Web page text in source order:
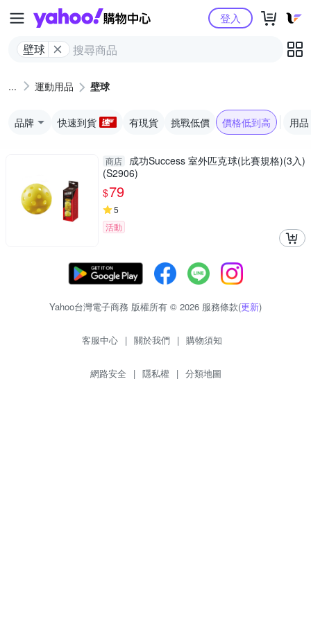
Yahoo購物中心
壁球
登入
運動用品 壁球
品牌 快速到貨 有現貨 挑戰低價 價格低到高 用品
商店
成功Success 室外匹克球(比賽規格)(3入)
(S2906)
$79
5
活動
Yahoo台灣電子商務 版權所有 © 2026 服務條款(更新)
客服中心 | 關於我們 | 購物須知
網路安全 | 隱私權 | 分類地圖